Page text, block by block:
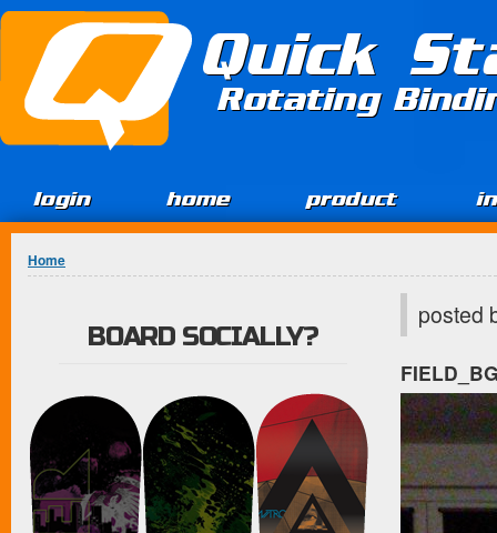
Jump to Content
Quick
Rotating
login home product
You are here
Home
posted
BOARD SOCIALLY?